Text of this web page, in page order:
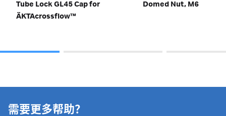
Tube Lock GL45 Cap for
ÄKTAcrossflow™
Domed Nut, M6
需要更多帮助？